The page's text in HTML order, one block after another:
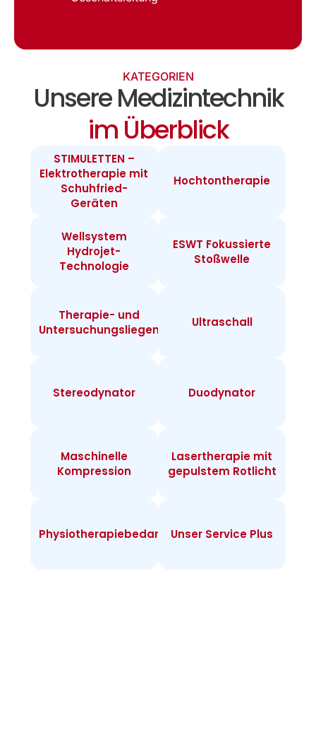
KATEGORIEN
Unsere Medizintechnik
im Überblick
STIMULETTEN –
Elektrotherapie mit
Schuhfried-
Geräten
Hochtontherapie
Wellsystem
Hydrojet-
Technologie
ESWT Fokussierte
Stoßwelle
Therapie- und
Untersuchungsliegen
Ultraschall
Stereodynator Duodynator
Maschinelle
Kompression
Lasertherapie mit
gepulstem Rotlicht
Physiotherapiebedarf Unser Service Plus